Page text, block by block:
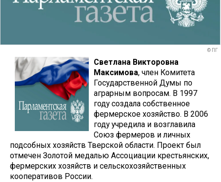
© ПГ
Светлана Викторовна
Максимова, член Комитета
Государственной Думы по
аграрным вопросам. В 1997
году создала собственное
фермерское хозяйство. В 2006
году учредила и возглавила
Союз фермеров и личных
подсобных хозяйств Тверской области. Проект был
отмечен Золотой медалью Ассоциации крестьянских,
фермерских хозяйств и сельскохозяйственных
кооперативов России.